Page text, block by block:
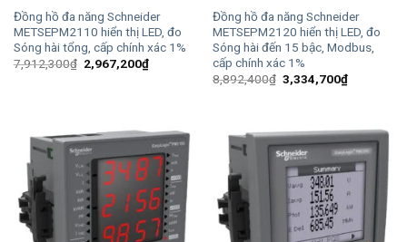
Đồng hồ đa năng Schneider
METSEPM2110 hiển thị LED, đo
Sóng hài tổng, cấp chính xác 1%
7,912,300₫ Giá
gốc
2,967,200₫Giá
hiện
Đồng hồ đa năng Schneider
METSEPM2120 hiển thị LED, đo
Sóng hài đến 15 bậc, Modbus,
cấp chính xác 1%
8,892,400₫ Giá
gốc
3,334,700₫Giá
hiện